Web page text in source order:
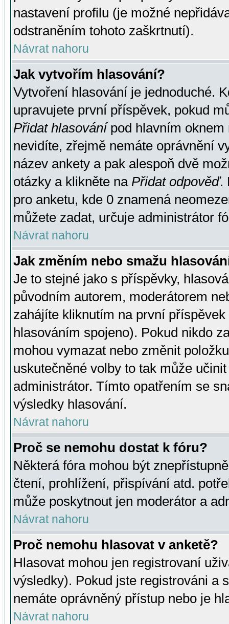
nastavení profilu (je možné
odstraněním tohoto zaškrtnutí).
Návrat nahoru
Jak vytvořím hlasování?
Vytvoření hlasování je jednoduché.
upravujete první příspěvek, pokud
Přidat hlasovánípod hlavním oknem
nevidíte, zřejmě nemáte oprávnění
název ankety a pak alespoň dvě
otázky a klikněte na Přidat odpověď.
pro anketu, kde 0 znamená
můžete zadat, určuje administrátor
Návrat nahoru
Jak změním nebo smažu
Je to stejné jako s příspěvky,
původním autorem, moderátorem
zahájíte kliknutím na první
hlasováním spojeno). Pokud nikdo
mohou vymazat nebo změnit
uskutečněné volby to tak může
administrátor. Tímto opatřením se
výsledky hlasování.
Návrat nahoru
Proč se nemohu dostat k fóru?
Některá fóra mohou být
čtení, prohlížení, přispívání atd.
může poskytnout jen moderátor a
Návrat nahoru
Proč nemohu hlasovat v anketě?
Hlasovat mohou jen registrovaní
výsledky). Pokud jste registrováni a
nemáte oprávněný přístup nebo je
Návrat nahoru